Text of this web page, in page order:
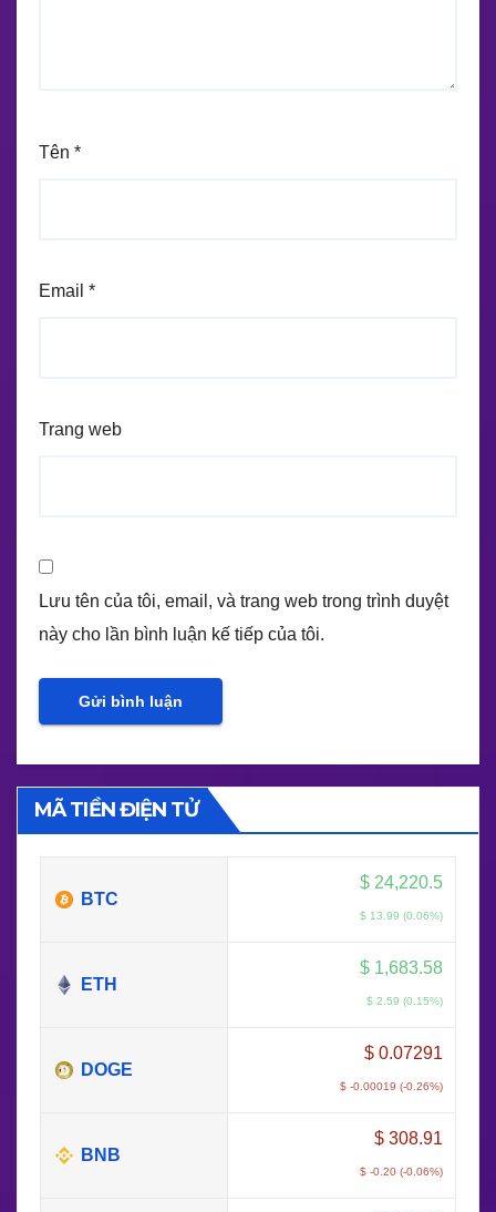
Tên *
Email *
Trang web
Lưu tên của tôi, email, và trang web trong trình duyệt
này cho lần bình luận kế tiếp của tôi.
MÃ TIỀN ĐIỆN TỬ
BTC
$24,220.5
$ 13.99 (0.06%)
ETH
$1,683.58
$ 2.59 (0.15%)
DOGE
$0.07291
$ -0.00019 (-0.26%)
BNB
$308.91
$ -0.20 (-0.06%)